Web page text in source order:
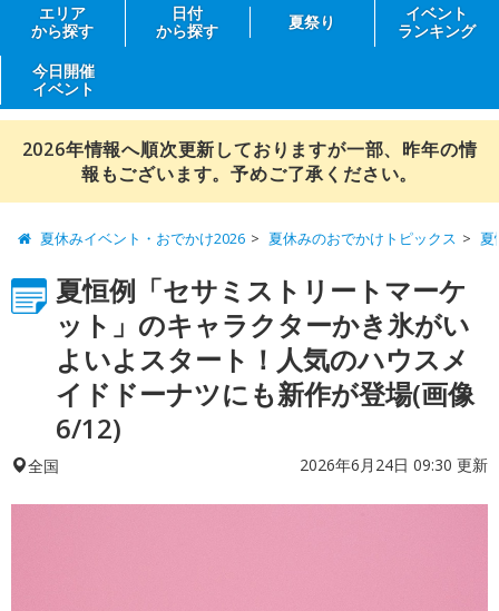
エリア
から探す
日付
から探す
夏祭り
イベント
ランキング
今日開催
イベント
2026年情報へ順次更新しておりますが一部、昨年の情
報もございます。予めご了承ください。
夏休みイベント・おでかけ2026 夏休みのおでかけトピックス 夏
夏恒例「セサミストリートマーケ
ット」のキャラクターかき氷がい
よいよスタート！人気のハウスメ
イドドーナツにも新作が登場(画像
6/12)
全国 2026年6月24日 09:30 更新